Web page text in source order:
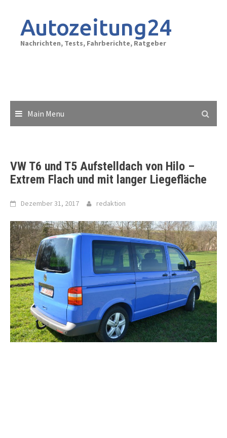
contentAutozeitung24
Nachrichten, Tests, Fahrberichte, Ratgeber
Main Menu
VW T6 und T5 Aufstelldach von Hilo –
Extrem Flach und mit langer Liegefläche
Dezember 31, 2017 redaktion